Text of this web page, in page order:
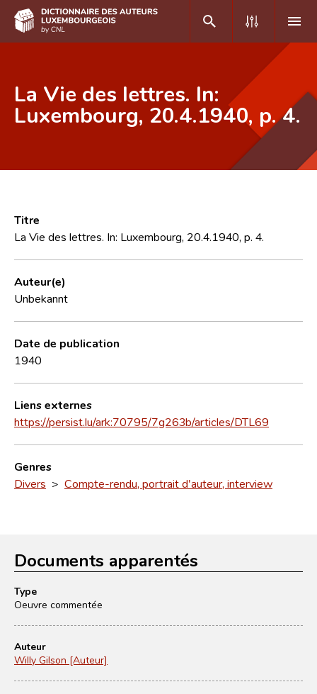
Foire aux questions
CNL
Équipe scientifique
Contact
La Vie des lettres. In:
Luxembourg, 20.4.1940, p. 4.
Titre
La Vie des lettres. In: Luxembourg, 20.4.1940, p. 4.
Auteur(e)
Unbekannt
Date de publication
1940
Liens externes
https://persist.lu/ark:70795/7g263b/articles/DTL69
Genres
Divers > Compte-rendu, portrait d'auteur, interview
Documents apparentés
Type
Oeuvre commentée
Auteur
Willy Gilson [Auteur]